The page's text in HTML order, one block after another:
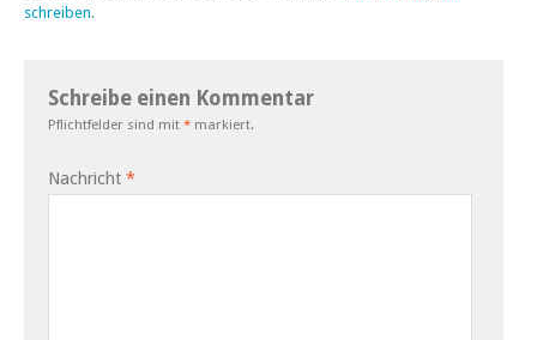
schreiben.
Schreibe einen Kommentar
Pflichtfelder sind mit * markiert.
Nachricht *